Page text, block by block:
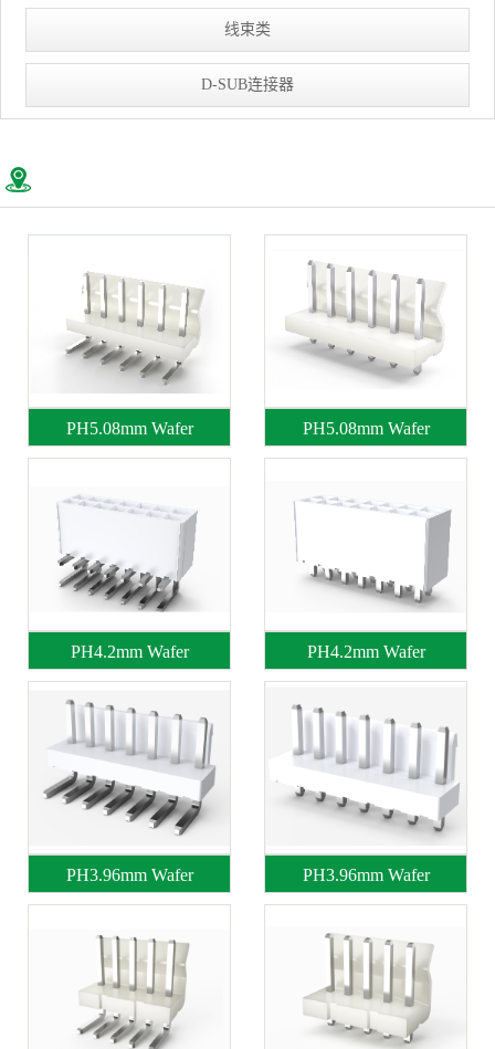
线束类
D-SUB连接器
PH5.08mm Wafer PH5.08mm Wafer
PH4.2mm Wafer PH4.2mm Wafer
PH3.96mm Wafer PH3.96mm Wafer